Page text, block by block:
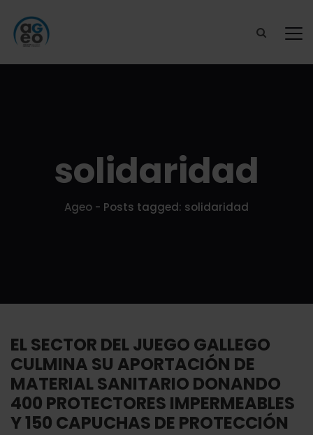
solidaridad
Ageo - Posts tagged: solidaridad
EL SECTOR DEL JUEGO GALLEGO
CULMINA SU APORTACIÓN DE
MATERIAL SANITARIO DONANDO
400 PROTECTORES IMPERMEABLES
Y 150 CAPUCHAS DE PROTECCIÓN